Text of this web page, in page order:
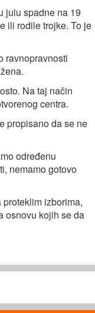
julu spadne na 19
ili rodile trojke. To je
ravnopravnosti
Na taj način
centra.
propisano da se ne
određenu
nemamo gotovo
izborima,
osnovu kojih se da